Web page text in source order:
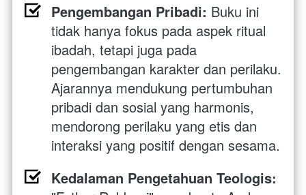
Pengembangan Pribadi: Buku ini
tidak hanya fokus pada aspek ritual
ibadah, tetapi juga pada
pengembangan karakter dan perilaku.
Ajarannya mendukung pertumbuhan
pribadi dan sosial yang harmonis,
mendorong perilaku yang etis dan
interaksi yang positif dengan sesama.
Kedalaman Pengetahuan Teologis: